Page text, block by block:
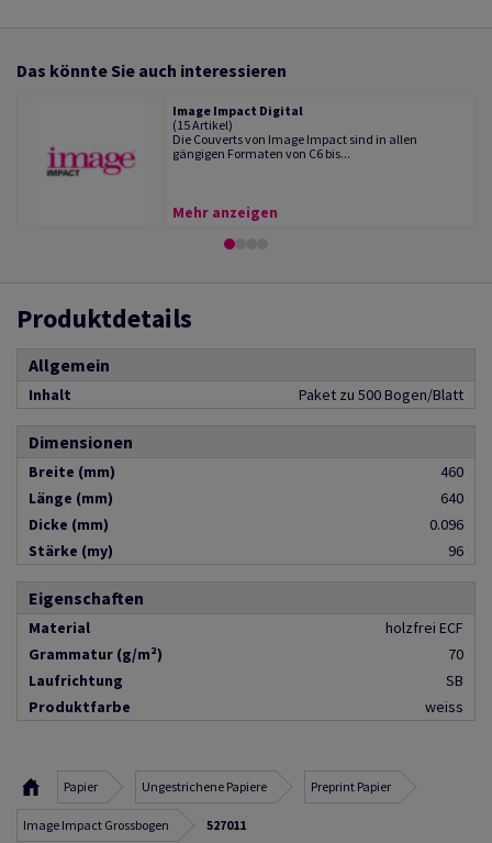
Das könnte Sie auch interessieren
Image Impact Digital
(15 Artikel)
Die Couverts von Image Impact sind in allen
gängigen Formaten von C6 bis...
Mehr anzeigen
Produktdetails
Allgemein
Inhalt Paket zu 500 Bogen/Blatt
Dimensionen
Breite (mm)
460
Länge (mm)
640
Dicke (mm)
0.096
Stärke (my)
96
Eigenschaften
Material
holzfrei ECF
Grammatur (g/m²)
70
Laufrichtung
SB
Produktfarbe
weiss
Papier Ungestrichene Papiere Preprint Papier
Image Impact Grossbogen 527011